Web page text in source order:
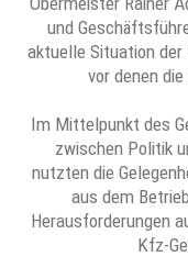
und
aktuelle Situation der
vor denen
Im Mittelpunkt des
zwischen Politik
nutzten die
aus dem
Herausforderungen
Kfz-